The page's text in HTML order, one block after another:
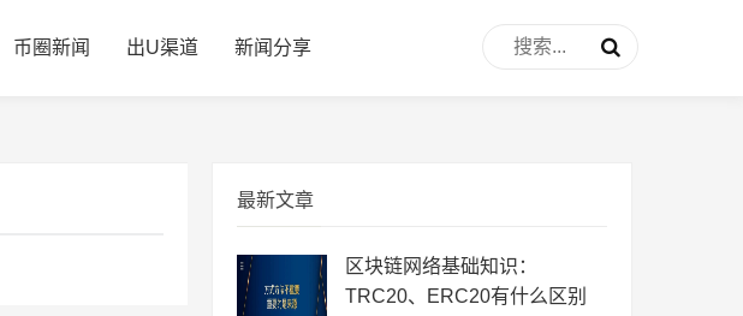
币圈新闻 出U渠道 新闻分享
最新文章
区块链网络基础知识：
TRC20、ERC20有什么区别